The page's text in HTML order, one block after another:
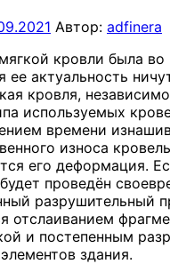
Автор: adfinera
кровли была во
ее актуальность
кровля,
используемых
времени
износа
его деформация.
проведён
разрушительный
отслаиванием
и постепенным
здания.